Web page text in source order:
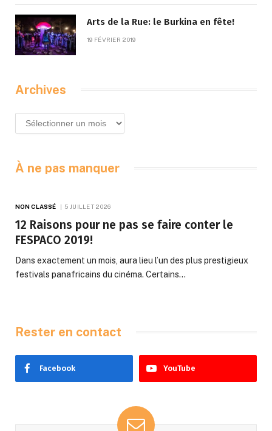
Arts de la Rue: le Burkina en fête!
19 FÉVRIER 2019
Archives
Archives
À ne pas manquer
NON CLASSÉ 5 JUILLET 2026
12 Raisons pour ne pas se faire conter le
FESPACO 2019!
Dans exactement un mois, aura lieu l’un des plus prestigieux
festivals panafricains du cinéma. Certains…
Rester en contact
Facebook YouTube